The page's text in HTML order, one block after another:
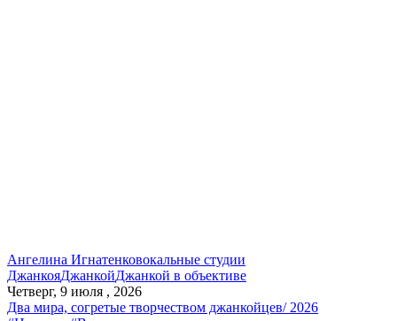
Ангелина Игнатенковокальные студии
ДжанкояДжанкойДжанкой в объективе
Четверг, 9 июля , 2026
Два мира, согретые творчеством джанкойцев/ 2026